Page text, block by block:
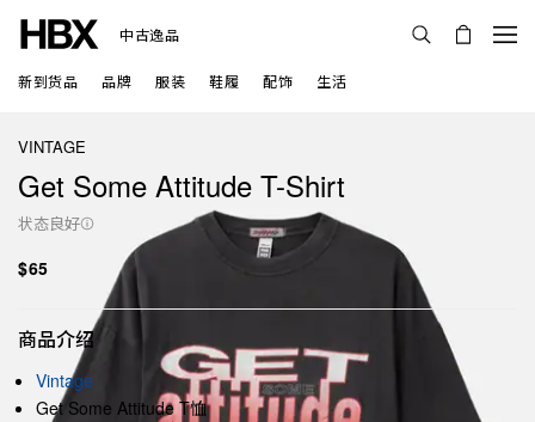
中古逸品
新到货品 品牌 服装 鞋履 配饰 生活
VINTAGE
Get Some Attitude T-Shirt
状态良好
$65
商品介绍
Vintage
Get Some Attitude T恤